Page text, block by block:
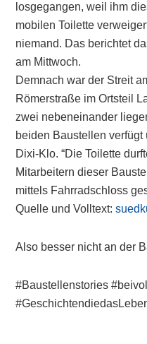
losgegangen, weil ihm
mobilen Toilette
niemand. Das berichtet
am Mittwoch.
Demnach war der Streit
Römerstraße im Ortsteil
zwei nebeneinander
beiden Baustellen
Dixi-Klo. “Die Toilette
Mitarbeitern dieser
mittels Fahrradschloss
Quelle und Volltext:
Also besser nicht an der
#Baustellenstories